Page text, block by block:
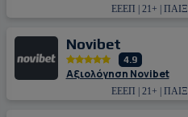
ΕΕΕΠ | 21+ |
Novibet
4.9
Αξιολόγηση Novibet
ΕΕΕΠ | 21+ |